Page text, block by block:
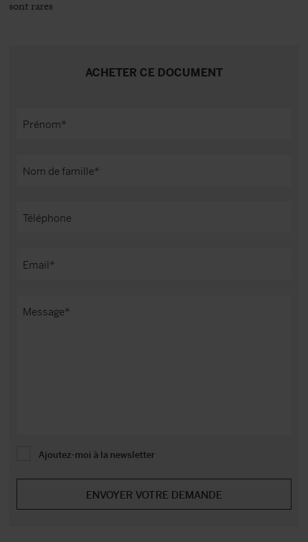
sont rares
ACHETER CE DOCUMENT
Ajoutez-moi à la newsletter